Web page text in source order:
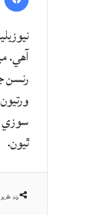
ٿيون.
ونڊ ڪريو